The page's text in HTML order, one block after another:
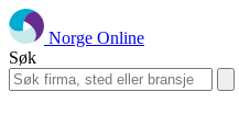
Norge Online
Søk